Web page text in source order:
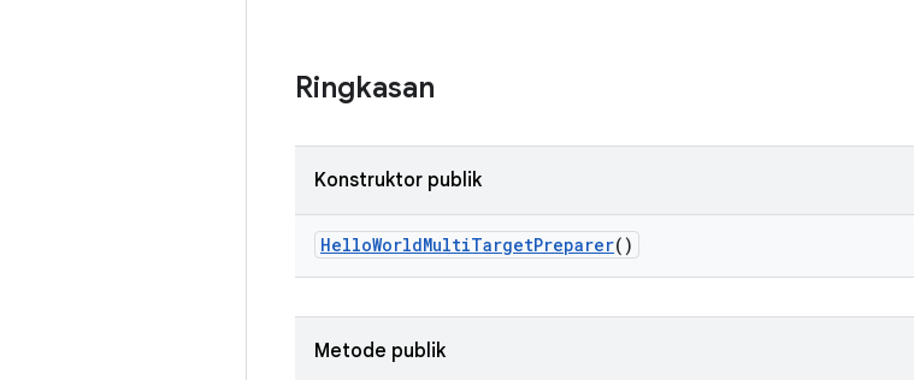
Ringkasan
Konstruktor publik
HelloWorldMultiTargetPreparer()
Metode publik